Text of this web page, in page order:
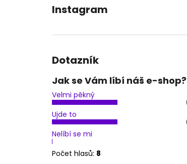
Instagram
Dotazník
Jak se Vám líbí náš e-shop?
Velmi pěkný
Ujde to
Nelíbí se mi
Počet hlasů: 8
JESSIKA